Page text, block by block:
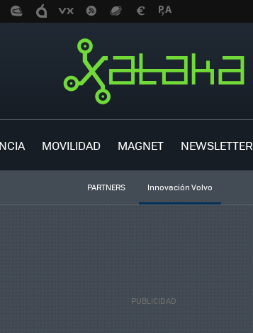
MOVILIDAD MAGNET NEWSLETTER
PARTNERS Innovación Volvo